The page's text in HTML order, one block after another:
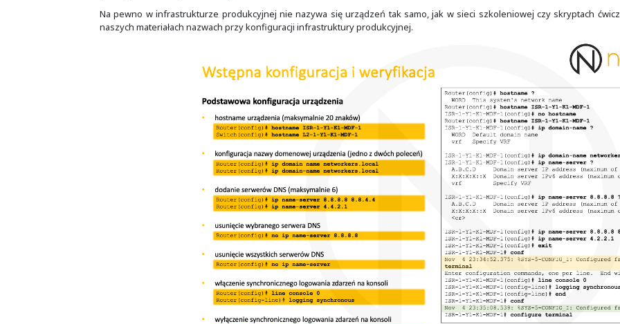
służy polecenie "hostname". Warto nadawać nazwy z przyjętą w ramach organizacji
poświęcić wcześniej na to trochę czasu.
Na pewno w infrastrukturze produkcyjnej nie nazywa się urządzeń tak samo, jak w sieci
naszych materiałach nazwach przy konfiguracji infrastruktury produkcyjnej.